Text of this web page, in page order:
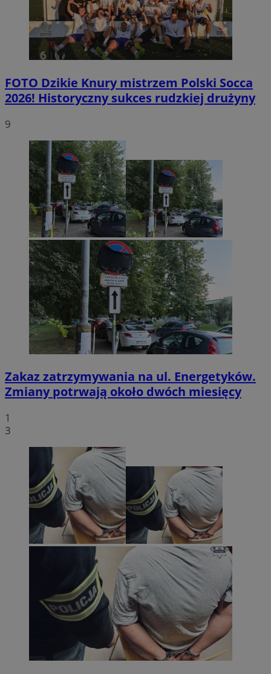
FOTO Dzikie Knury mistrzem Polski Socca
2026! Historyczny sukces rudzkiej drużyny
9
Zakaz zatrzymywania na ul. Energetyków.
Zmiany potrwają około dwóch miesięcy
1
3